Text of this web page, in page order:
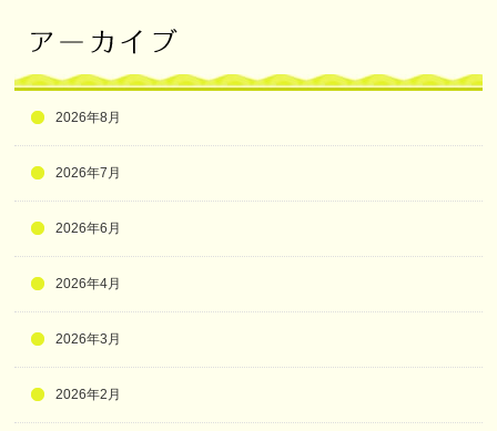
2026年8月
2026年7月
2026年6月
2026年4月
2026年3月
2026年2月